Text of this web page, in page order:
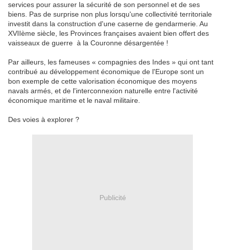
services pour assurer la sécurité de son personnel et de ses
biens. Pas de surprise non plus lorsqu'une collectivité territoriale
investit dans la construction d'une caserne de gendarmerie. Au
XVIIème siècle, les Provinces françaises avaient bien offert des
vaisseaux de guerre à la Couronne désargentée !
Par ailleurs, les fameuses « compagnies des Indes » qui ont tant
contribué au développement économique de l'Europe sont un
bon exemple de cette valorisation économique des moyens
navals armés, et de l'interconnexion naturelle entre l'activité
économique maritime et le naval militaire.
Des voies à explorer ?
Publicité